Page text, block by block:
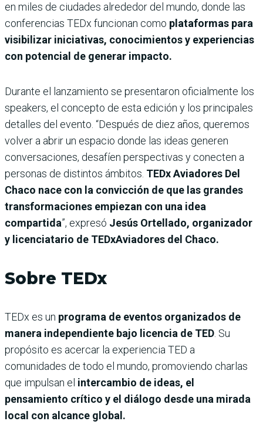
en miles de ciudades alrededor del mundo, donde las
conferencias TEDx funcionan como plataformas para
visibilizar iniciativas, conocimientos y experiencias
con potencial de generar impacto.
Durante el lanzamiento se presentaron oficialmente los
speakers, el concepto de esta edición y los principales
detalles del evento. “Después de diez años, queremos
volver a abrir un espacio donde las ideas generen
conversaciones, desafíen perspectivas y conecten a
personas de distintos ámbitos. TEDx Aviadores Del
Chaco nace con la convicción de que las grandes
transformaciones empiezan con una idea
compartida”, expresó Jesús Ortellado, organizador
y licenciatario de TEDxAviadores del Chaco.
Sobre TEDx
TEDx es un programa de eventos organizados de
manera independiente bajo licencia de TED . Su
propósito es acercar la experiencia TED a
comunidades de todo el mundo, promoviendo charlas
que impulsan el intercambio de ideas, el
pensamiento crítico y el diálogo desde una mirada
local con alcance global.